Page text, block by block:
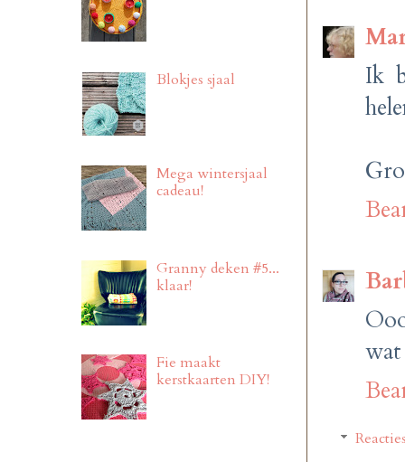
Ik
Blokjes sjaal
Mega wintersjaal
cadeau!
Granny deken #5...
klaar!
Fie maakt
kerstkaarten DIY!